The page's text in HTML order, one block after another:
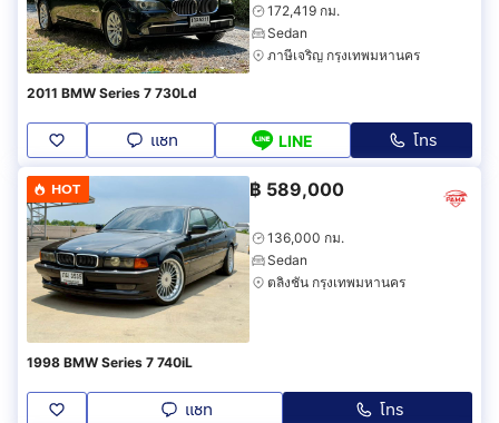
172,419 กม.
Sedan
ภาษีเจริญ กรุงเทพมหานคร
2011 BMW Series 7 730Ld
แชท LINE โทร
HOT ฿ 589,000
136,000 กม.
Sedan
ตลิ่งชัน กรุงเทพมหานคร
1998 BMW Series 7 740iL
แชท โทร